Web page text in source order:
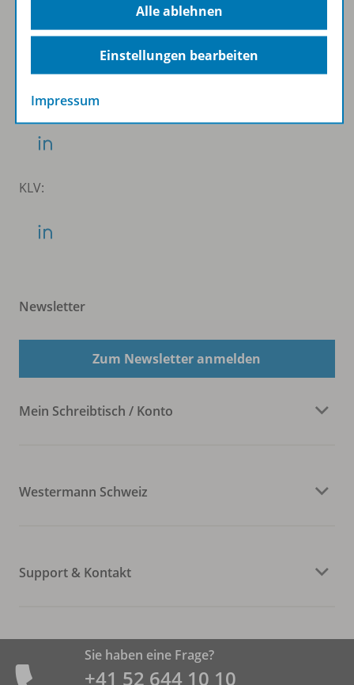
WSS:
KLV:
Newsletter
Zum Newsletter anmelden
Mein Schreibtisch / Konto
Westermann Schweiz
Support & Kontakt
Sie haben eine Frage?
+41 52 644 10 10
Alle ablehnen
Einstellungen bearbeiten
Impressum